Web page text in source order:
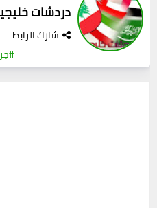
دردشات
شارك الرابط